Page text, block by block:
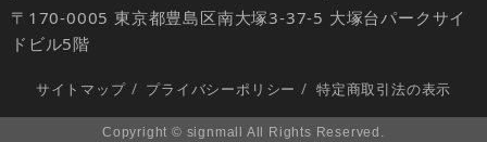
〒170-0005 東京都豊島区南大塚3-37-5 大塚台パークサイ
ドビル5階
サイトマップ / プライバシーポリシー / 特定商取引法の表示
Copyright © signmall All Rights Reserved.